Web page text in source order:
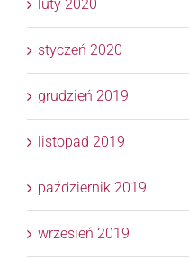
luty 2020
styczeń 2020
grudzień 2019
listopad 2019
październik 2019
wrzesień 2019